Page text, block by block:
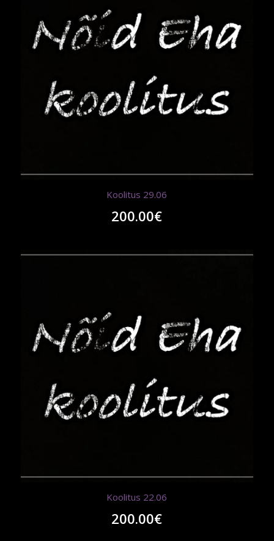
Koolitus 29.06
200.00€
Koolitus 22.06
200.00€